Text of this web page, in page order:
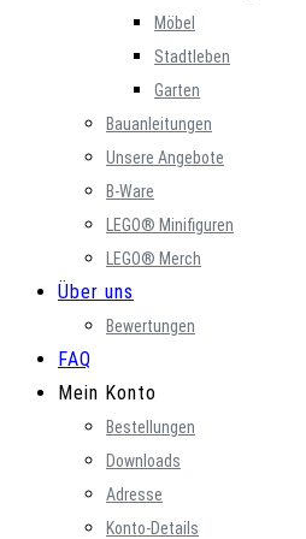
Möbel
Stadtleben
Garten
Bauanleitungen
Unsere Angebote
B-Ware
LEGO® Minifiguren
LEGO® Merch
Über uns
Bewertungen
FAQ
Mein Konto
Bestellungen
Downloads
Adresse
Konto-Details